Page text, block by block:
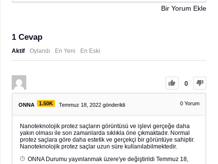
Bir Yorum Ekle
1 Cevap
Aktif Oylandı En Yeni En Eski
0
ONNA 1.50K Temmuz 18, 2022 gönderildi 0 Yorum
Nanoteknolojik protez saçların görüntüsü ve işlevi gerçeğe daha
yakın olması ile son zamanlarda sıklıkla öne çıkmaktadır. Normal
protez saçlara göre daha estetik ve gerçekçi bir görüntüye sahiptir.
Nanoteknolojik protez saçlar uzun süre kullanılabilmektedir.
ONNADurumu yayınlanmak üzere'ye değiştirildi Temmuz 18,